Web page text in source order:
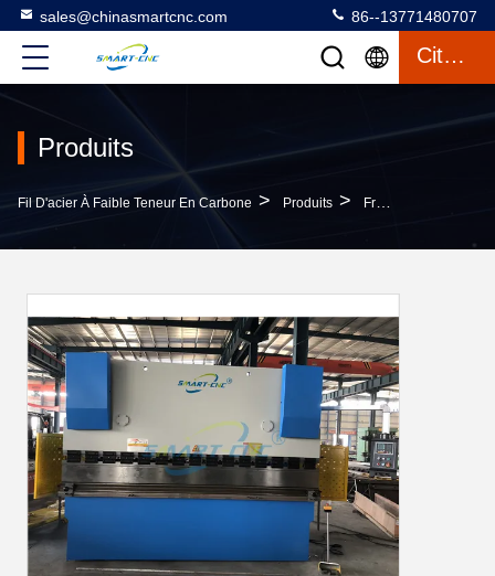
sales@chinasmartcnc.com 86--13771480707
Citation
Produits
Fil D'acier À Faible Teneur En Carbone > Produits > Frein De Presse Hydraulique